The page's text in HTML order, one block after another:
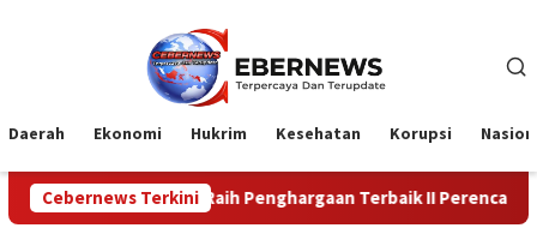
Daerah Ekonomi Hukrim Kesehatan Korupsi
Cebernews Terkini
Raih Penghargaan Terbaik II Perencanaan dan Pencapaian